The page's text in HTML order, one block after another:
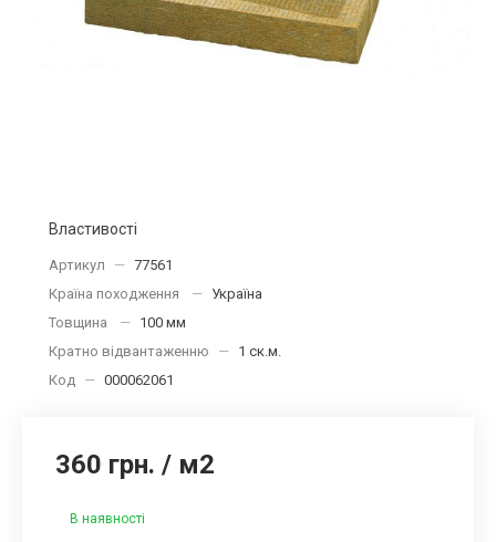
Властивості
Артикул — 77561
Країна походження
— Україна
Товщина
— 100 мм
Кратно відвантаженню
— 1 ск.м.
Код — 000062061
360 грн. / м2
В наявності